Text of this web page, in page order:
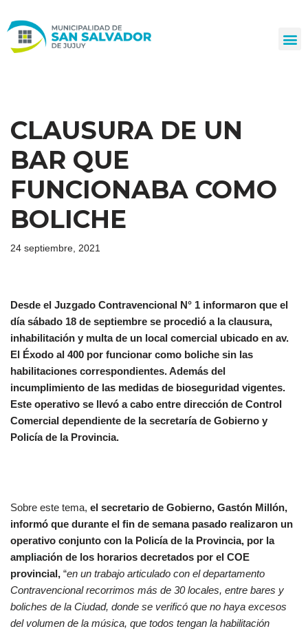
al
CLAUSURA DE UN
BAR QUE
FUNCIONABA COMO
BOLICHE
24 septiembre, 2021
Desde el Juzgado Contravencional N° 1 informaron que el
día sábado 18 de septiembre se procedió a la clausura,
inhabilitación y multa de un local comercial ubicado en av.
El Éxodo al 400 por funcionar como boliche sin las
habilitaciones correspondientes. Además del
incumplimiento de las medidas de bioseguridad vigentes.
Este operativo se llevó a cabo entre dirección de Control
Comercial dependiente de la secretaría de Gobierno y
Policía de la Provincia.
Sobre este tema, el secretario de Gobierno, Gastón Millón,
informó que durante el fin de semana pasado realizaron un
operativo conjunto con la Policía de la Provincia, por la
ampliación de los horarios decretados por el COE
provincial, “en un trabajo articulado con el departamento
Contravencional recorrimos más de 30 locales, entre bares y
boliches de la Ciudad, donde se verificó que no haya excesos
del volumen de la música, que todos tengan la habilitación